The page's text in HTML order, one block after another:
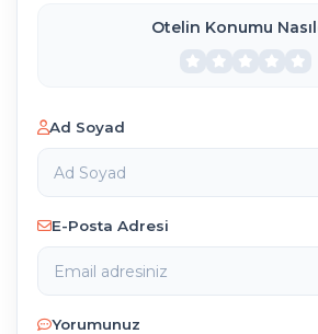
Otelin Konumu
Ad Soyad
E-Posta Adresi
Yorumunuz